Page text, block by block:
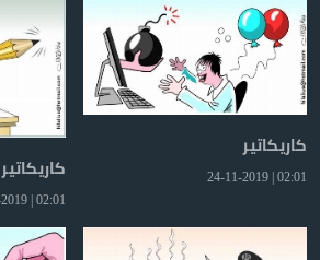
كاريكاتير
02:01 | 24-11-2019 كاريكاتير
02:01 | 25-11-2019